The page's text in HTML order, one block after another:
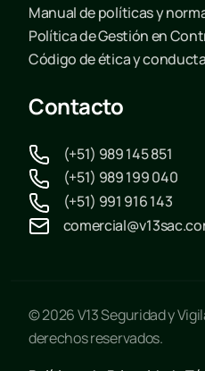
Manual de políticas y
Política de Gestión en
Código de ética y conducta
Contacto
(+51) 989 145 851
(+51) 989 199 040
(+51) 991 916 143
© 2026 V13 Seguridad y
derechos reservados.